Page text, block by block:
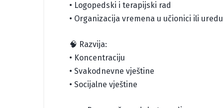
• Logopedski i terapijski rad
• Organizacija vremena u učionici ili uredu
🧠 Razvija:
• Koncentraciju
• Svakodnevne vještine
• Socijalne vještine